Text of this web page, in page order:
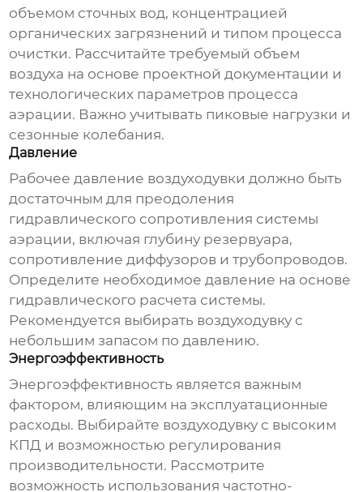
объемом сточных вод, концентрацией
органических загрязнений и типом процесса
очистки. Рассчитайте требуемый объем
воздуха на основе проектной документации и
технологических параметров процесса
аэрации. Важно учитывать пиковые нагрузки и
сезонные колебания.
Давление
Рабочее давление воздуходувки должно быть
достаточным для преодоления
гидравлического сопротивления системы
аэрации, включая глубину резервуара,
сопротивление диффузоров и трубопроводов.
Определите необходимое давление на основе
гидравлического расчета системы.
Рекомендуется выбирать воздуходувку с
небольшим запасом по давлению.
Энергоэффективность
Энергоэффективность является важным
фактором, влияющим на эксплуатационные
расходы. Выбирайте воздуходувку с высоким
КПД и возможностью регулирования
производительности. Рассмотрите
возможность использования частотно-